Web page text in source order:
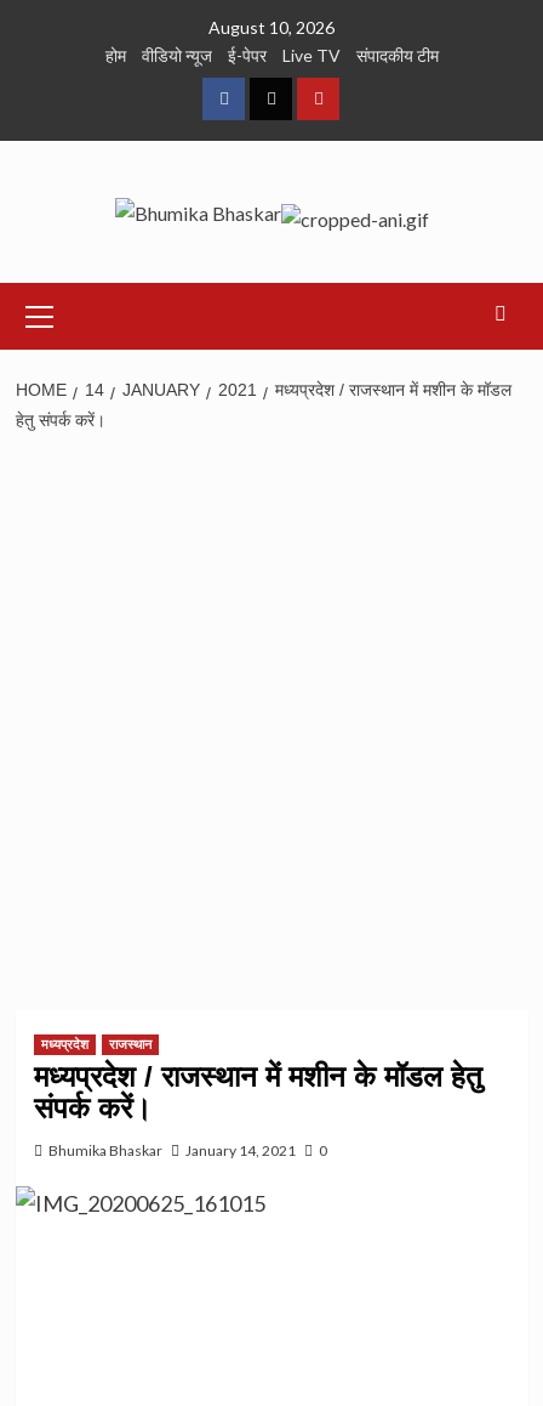
August 10, 2026
होम
वीडियो न्यूज ई-पेपर Live TV संपादकीय टीम
FacebookTwitterYoutube
Menu
HOME 14 JANUARY 2021
मध्यप्रदेश / राजस्थान में मशीन के मॉडल
हेतु संपर्क करें।
मध्यप्रदेश राजस्थान
मध्यप्रदेश / राजस्थान में मशीन के मॉडल हेतु
संपर्क करें।
Bhumika Bhaskar January 14, 2021 0